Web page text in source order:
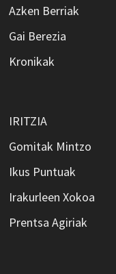
Azken Berriak
Gai Berezia
Kronikak
IRITZIA
Gomitak Mintzo
Ikus Puntuak
Irakurleen Xokoa
Prentsa Agiriak